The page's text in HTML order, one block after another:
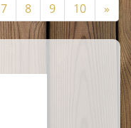
7 8 9 10 »